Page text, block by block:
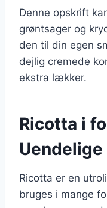
Denne opskrift
grøntsager og
den til din egen
dejlig cremede
ekstra lækker.
Ricotta i
Ricotta er en
bruges i mange